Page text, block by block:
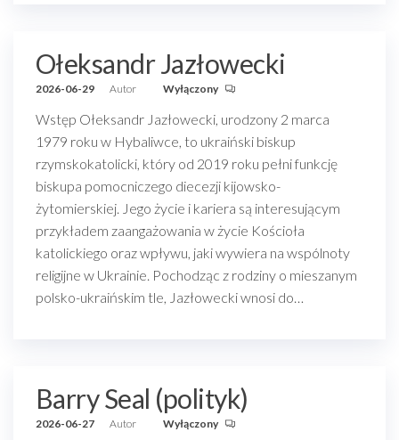
Ołeksandr Jazłowecki
2026-06-29 Autor Wyłączony
Wstęp Ołeksandr Jazłowecki, urodzony 2 marca
1979 roku w Hybaliwce, to ukraiński biskup
rzymskokatolicki, który od 2019 roku pełni funkcję
biskupa pomocniczego diecezji kijowsko-
żytomierskiej. Jego życie i kariera są interesującym
przykładem zaangażowania w życie Kościoła
katolickiego oraz wpływu, jaki wywiera na wspólnoty
religijne w Ukrainie. Pochodząc z rodziny o mieszanym
polsko-ukraińskim tle, Jazłowecki wnosi do…
Barry Seal (polityk)
2026-06-27 Autor Wyłączony